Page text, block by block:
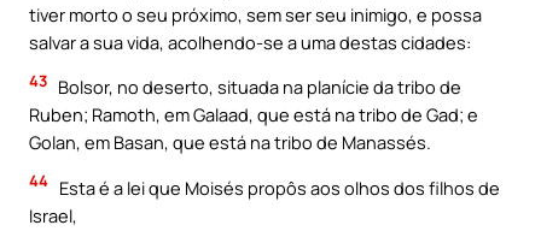
tiver morto o seu próximo, sem ser seu inimigo, e possa
salvar a sua vida, acolhendo-se a uma destas cidades:
43 Bolsor, no deserto, situada na planície da tribo de
Ruben; Ramoth, em Galaad, que está na tribo de Gad; e
Golan, em Basan, que está na tribo de Manassés.
44 Esta é a lei que Moisés propôs aos olhos dos filhos de
Israel,